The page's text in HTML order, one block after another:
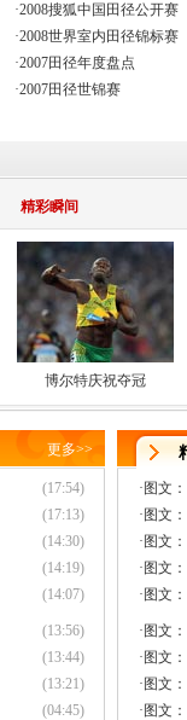
·2008搜狐中国田径公开赛
·2008世界室内田径锦标赛
·2007田径年度盘点
·2007田径世锦赛
精彩瞬间
博尔特庆祝夺冠
更多>>
(17:54)
(17:13)
(14:30)
(14:19)
(14:07)
(13:56)
(13:44)
(13:21)
(04:45)
· 图文
· 图文
· 图文
· 图文
· 图文
· 图文
· 图文
· 图文
· 图文